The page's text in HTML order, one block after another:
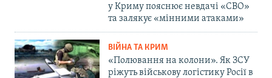
у Криму пояснює невдачі «СВО»
та залякує «мінними атаками»
ВІЙНА ТА КРИМ
«Полювання на колони». Як ЗСУ
ріжуть військову логістику Росії в